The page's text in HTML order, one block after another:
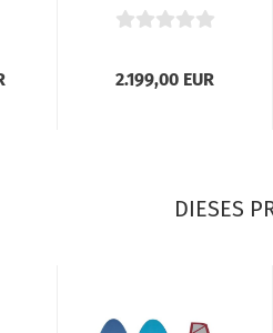
105L 2021
2.199,00 EUR
DIESES